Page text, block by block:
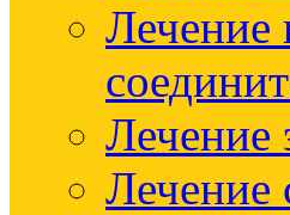
Лечение
Лечение
Лечение